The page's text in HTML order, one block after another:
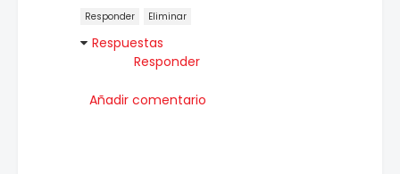
Responder Eliminar
Respuestas
Responder
Añadir comentario